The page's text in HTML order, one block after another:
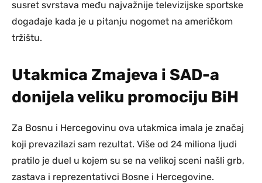
susret svrstava među najvažnije televizijske sportske
događaje kada je u pitanju nogomet na američkom
tržištu.
Utakmica Zmajeva i SAD-a
donijela veliku promociju BiH
Za Bosnu i Hercegovinu ova utakmica imala je značaj
koji prevazilazi sam rezultat. Više od 24 miliona ljudi
pratilo je duel u kojem su se na velikoj sceni našli grb,
zastava i reprezentativci Bosne i Hercegovine.